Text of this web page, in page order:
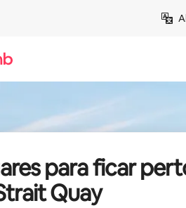
para ficar
Quay